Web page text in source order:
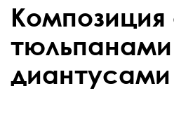
Композиция